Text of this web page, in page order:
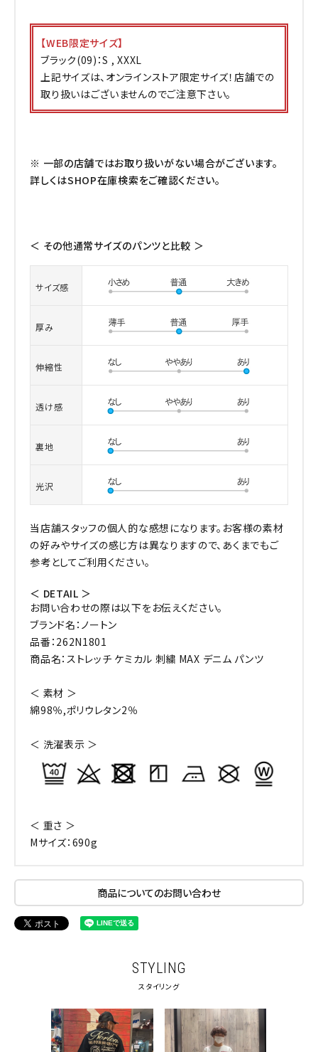
【WEB限定サイズ】
ブラック(09)：S , XXXL
上記サイズは、オンラインストア限定サイズ！店舗での
取り扱いはございませんのでご注意下さい。
※ 一部の店舗ではお取り扱いがない場合がございます。
詳しくはSHOP在庫検索をご確認ください。
＜ その他通常サイズのパンツと比較 ＞
サイズ感
厚み
伸縮性
透け感
裏地
光沢
当店舗スタッフの個人的な感想になります。お客様の素材
の好みやサイズの感じ方は異なりますので、あくまでもご
参考としてご利用ください。
＜ DETAIL ＞
お問い合わせの際は以下をお伝えください。
ブランド名：ノートン
品番：262N1801
商品名：ストレッチ ケミカル 刺繍 MAX デニム パンツ
＜ 素材 ＞
綿98％,ポリウレタン2％
＜ 洗濯表示 ＞
＜ 重さ ＞
Mサイズ：690g
商品についてのお問い合わせ
STYLING
スタイリング